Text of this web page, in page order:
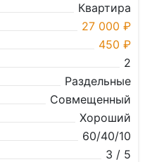
Квартира
27 000 ₽
450 ₽
2
Раздельные
Совмещенный
Хороший
60/40/10
3 / 5